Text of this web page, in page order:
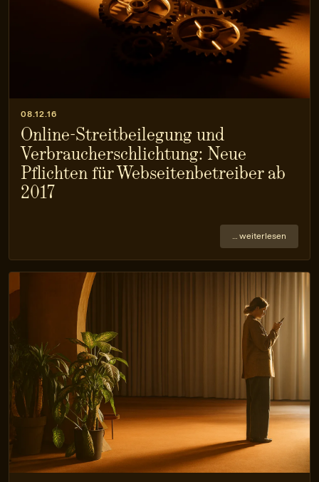
08.12.16
Online-Streitbeilegung und
Verbraucherschlichtung: Neue
Pflichten für Webseitenbetreiber ab
2017
… weiterlesen